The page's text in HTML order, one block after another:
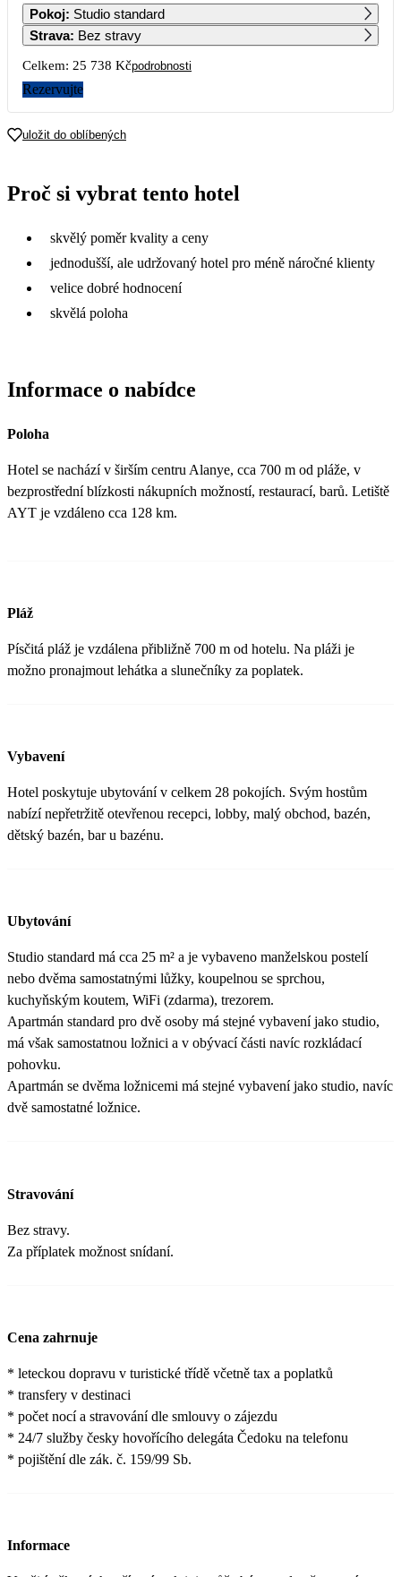
3 4
10
17
12 979
18
12 029
10 089 10 519 10 799 10 559
9 239
Pokoj: Studio standard
Strava: Bez stravy
Celkem: 25 738 Kčpodrobnosti
Rezervujte
uložit do oblíbených
Proč si vybrat tento hotel
skvělý poměr kvality a ceny
jednodušší, ale udržovaný hotel pro méně náročné klienty
velice dobré hodnocení
skvělá poloha
Informace o nabídce
Poloha
Hotel se nachází v širším centru Alanye, cca 700 m od pláže, v
bezprostřední blízkosti nákupních možností, restaurací, barů. Letiště
AYT je vzdáleno cca 128 km.
Pláž
Písčitá pláž je vzdálena přibližně 700 m od hotelu. Na pláži je
možno pronajmout lehátka a slunečníky za poplatek.
Vybavení
Hotel poskytuje ubytování v celkem 28 pokojích. Svým hostům
nabízí nepřetržitě otevřenou recepci, lobby, malý obchod, bazén,
dětský bazén, bar u bazénu.
Ubytování
Studio standard má cca 25 m² a je vybaveno manželskou postelí
nebo dvěma samostatnými lůžky, koupelnou se sprchou,
kuchyňským koutem, WiFi (zdarma), trezorem.
Apartmán standard pro dvě osoby má stejné vybavení jako studio,
má však samostatnou ložnici a v obývací části navíc rozkládací
pohovku.
Apartmán se dvěma ložnicemi má stejné vybavení jako studio, navíc
dvě samostatné ložnice.
Stravování
Bez stravy.
Za příplatek možnost snídaní.
Cena zahrnuje
* leteckou dopravu v turistické třídě včetně tax a poplatků
* transfery v destinaci
* počet nocí a stravování dle smlouvy o zájezdu
* 24/7 služby česky hovořícího delegáta Čedoku na telefonu
* pojištění dle zák. č. 159/99 Sb.
Informace